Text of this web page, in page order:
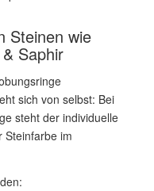
Steinen wie
Saphir
sich von selbst: Bei
steht der individuelle
Steinfarbe im